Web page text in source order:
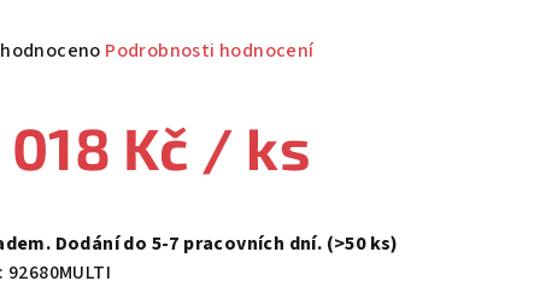
Podrobnosti hodnocení
Kč / ks
Dodání do 5-7 pracovních dní. (>50 ks)
92680MULTI